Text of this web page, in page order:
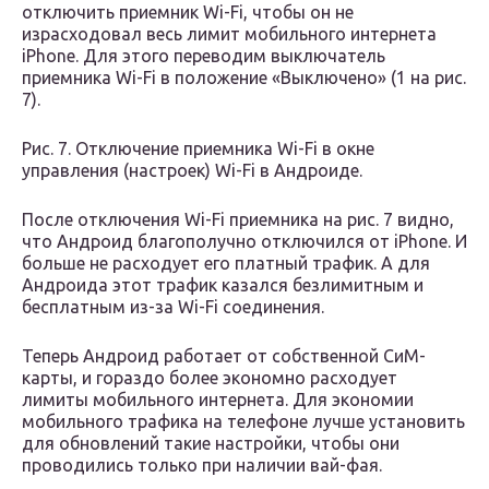
отключить приемник Wi-Fi, чтобы он не
израсходовал весь лимит мобильного интернета
iPhone. Для этого переводим выключатель
приемника Wi-Fi в положение «Выключено» (1 на рис.
7).
Рис. 7. Отключение приемника Wi-Fi в окне
управления (настроек) Wi-Fi в Андроиде.
После отключения Wi-Fi приемника на рис. 7 видно,
что Андроид благополучно отключился от iPhone. И
больше не расходует его платный трафик. А для
Андроида этот трафик казался безлимитным и
бесплатным из-за Wi-Fi соединения.
Теперь Андроид работает от собственной СиМ-
карты, и гораздо более экономно расходует
лимиты мобильного интернета. Для экономии
мобильного трафика на телефоне лучше установить
для обновлений такие настройки, чтобы они
проводились только при наличии вай-фая.